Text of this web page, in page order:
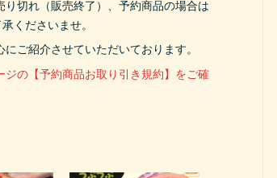
切れ（販売終了）、予約商品の場合は
くださいませ。
ご紹介させていただいております。
の【予約商品お取り引き規約】をご確